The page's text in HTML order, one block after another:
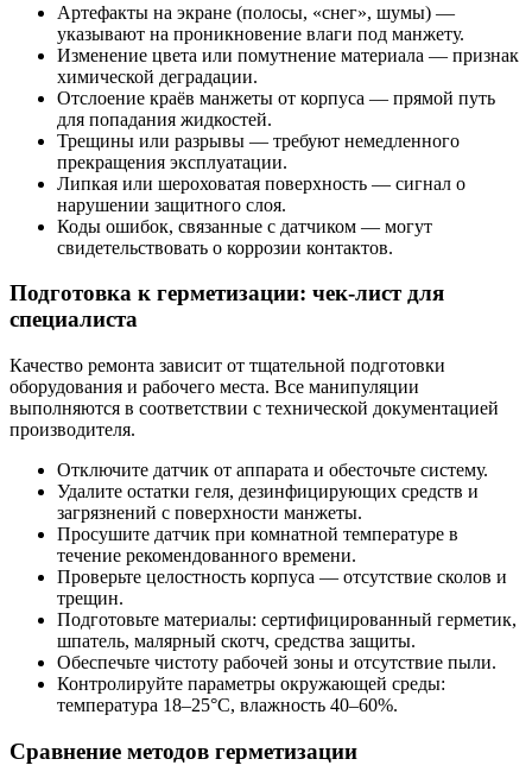
Артефакты на экране (полосы, «снег», шумы) —
указывают на проникновение влаги под манжету.
Изменение цвета или помутнение материала — признак
химической деградации.
Отслоение краёв манжеты от корпуса — прямой путь
для попадания жидкостей.
Трещины или разрывы — требуют немедленного
прекращения эксплуатации.
Липкая или шероховатая поверхность — сигнал о
нарушении защитного слоя.
Коды ошибок, связанные с датчиком — могут
свидетельствовать о коррозии контактов.
Подготовка к герметизации: чек-лист для
специалиста
Качество ремонта зависит от тщательной подготовки
оборудования и рабочего места. Все манипуляции
выполняются в соответствии с технической документацией
производителя.
Отключите датчик от аппарата и обесточьте систему.
Удалите остатки геля, дезинфицирующих средств и
загрязнений с поверхности манжеты.
Просушите датчик при комнатной температуре в
течение рекомендованного времени.
Проверьте целостность корпуса — отсутствие сколов и
трещин.
Подготовьте материалы: сертифицированный герметик,
шпатель, малярный скотч, средства защиты.
Обеспечьте чистоту рабочей зоны и отсутствие пыли.
Контролируйте параметры окружающей среды:
температура 18–25°C, влажность 40–60%.
Сравнение методов герметизации